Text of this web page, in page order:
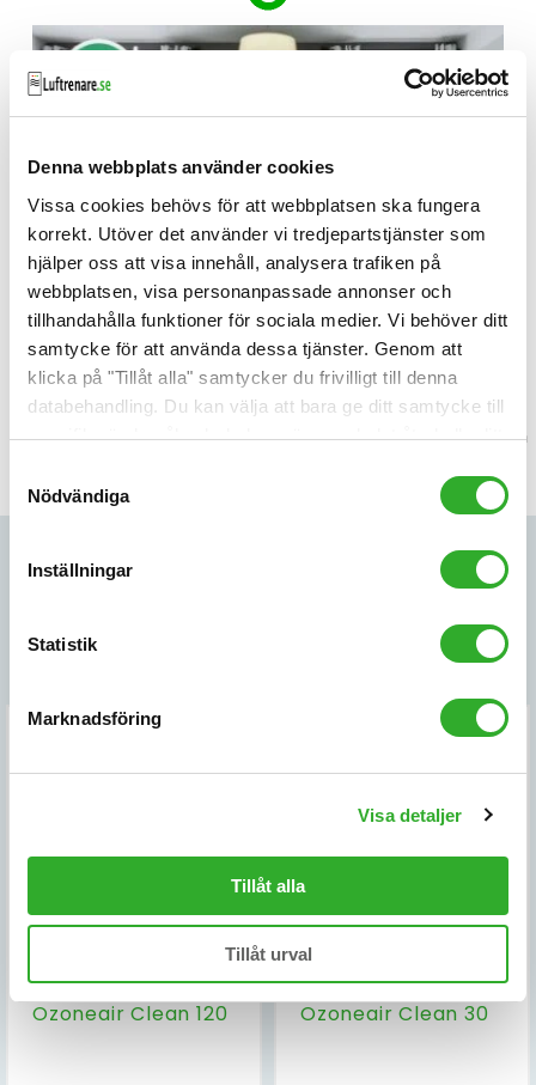
Denna webbplats använder cookies
Vissa cookies behövs för att webbplatsen ska fungera
korrekt. Utöver det använder vi tredjepartstjänster som
hjälper oss att visa innehåll, analysera trafiken på
webbplatsen, visa personanpassade annonser och
tillhandahålla funktioner för sociala medier. Vi behöver ditt
samtycke för att använda dessa tjänster. Genom att
klicka på "Tillåt alla" samtycker du frivilligt till denna
databehandling. Du kan välja att bara ge ditt samtycke till
specifika ändamål och du kan när som helst återkalla ditt
Nödvändiga
Inställningar
Statistik
Marknadsföring
Visa detaljer
Tillåt alla
Tillåt urval
Ozoneair Clean stänger av sig själv. Vänta sedan 2
timmar, så att ozonet omvandlas tillbaka till syre, innan
Beställ ditt Ozoneair Clean
Ozoneair
Ozoneair Clean 120
Ozoneair
Ozoneair Clean 30